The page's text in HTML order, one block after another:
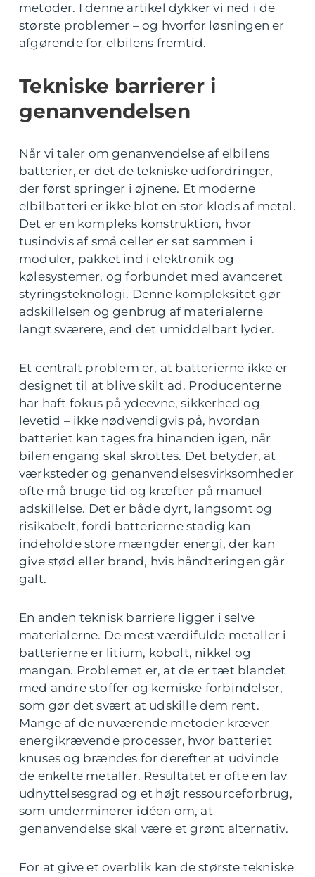
metoder. I denne artikel dykker vi ned i de
største problemer – og hvorfor løsningen er
afgørende for elbilens fremtid.
Tekniske barrierer i
genanvendelsen
Når vi taler om genanvendelse af elbilens
batterier, er det de tekniske udfordringer,
der først springer i øjnene. Et moderne
elbilbatteri er ikke blot en stor klods af metal.
Det er en kompleks konstruktion, hvor
tusindvis af små celler er sat sammen i
moduler, pakket ind i elektronik og
kølesystemer, og forbundet med avanceret
styringsteknologi. Denne kompleksitet gør
adskillelsen og genbrug af materialerne
langt sværere, end det umiddelbart lyder.
Et centralt problem er, at batterierne ikke er
designet til at blive skilt ad. Producenterne
har haft fokus på ydeevne, sikkerhed og
levetid – ikke nødvendigvis på, hvordan
batteriet kan tages fra hinanden igen, når
bilen engang skal skrottes. Det betyder, at
værksteder og genanvendelsesvirksomheder
ofte må bruge tid og kræfter på manuel
adskillelse. Det er både dyrt, langsomt og
risikabelt, fordi batterierne stadig kan
indeholde store mængder energi, der kan
give stød eller brand, hvis håndteringen går
galt.
En anden teknisk barriere ligger i selve
materialerne. De mest værdifulde metaller i
batterierne er litium, kobolt, nikkel og
mangan. Problemet er, at de er tæt blandet
med andre stoffer og kemiske forbindelser,
som gør det svært at udskille dem rent.
Mange af de nuværende metoder kræver
energikrævende processer, hvor batteriet
knuses og brændes for derefter at udvinde
de enkelte metaller. Resultatet er ofte en lav
udnyttelsesgrad og et højt ressourceforbrug,
som underminerer idéen om, at
genanvendelse skal være et grønt alternativ.
For at give et overblik kan de største tekniske